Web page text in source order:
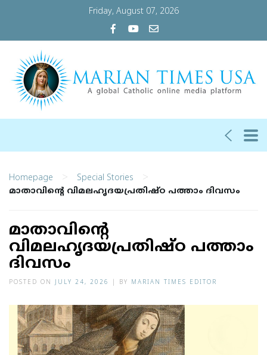
Friday, August 07, 2026
Homepage > Special Stories >
മാതാവിന്റെ വിമലഹൃദയപ്രതിഷ്ഠ പത്താം ദിവസം
മാതാവിന്റെ
വിമലഹൃദയപ്രതിഷ്ഠ പത്താം
ദിവസം
POSTED ON JULY 24, 2026 BY MARIAN TIMES EDITOR